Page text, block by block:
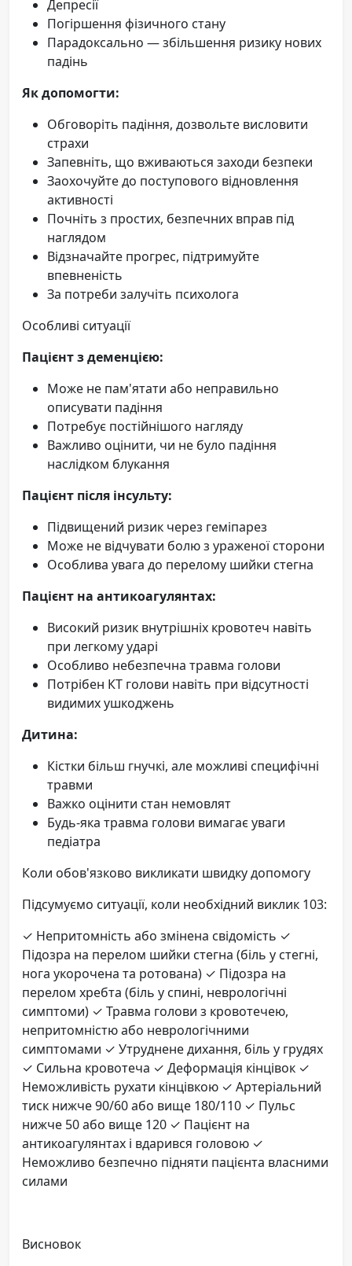
Депресії
Погіршення фізичного стану
Парадоксально — збільшення ризику нових
падінь
Як допомогти:
Обговоріть падіння, дозвольте висловити
страхи
Запевніть, що вживаються заходи безпеки
Заохочуйте до поступового відновлення
активності
Почніть з простих, безпечних вправ під
наглядом
Відзначайте прогрес, підтримуйте
впевненість
За потреби залучіть психолога
Особливі ситуації
Пацієнт з деменцією:
Може не пам'ятати або неправильно
описувати падіння
Потребує постійнішого нагляду
Важливо оцінити, чи не було падіння
наслідком блукання
Пацієнт після інсульту:
Підвищений ризик через геміпарез
Може не відчувати болю з ураженої сторони
Особлива увага до перелому шийки стегна
Пацієнт на антикоагулянтах:
Високий ризик внутрішніх кровотеч навіть
при легкому ударі
Особливо небезпечна травма голови
Потрібен КТ голови навіть при відсутності
видимих ушкоджень
Дитина:
Кістки більш гнучкі, але можливі специфічні
травми
Важко оцінити стан немовлят
Будь-яка травма голови вимагає уваги
педіатра
Коли обов'язково викликати швидку допомогу
Підсумуємо ситуації, коли необхідний виклик 103:
✓ Непритомність або змінена свідомість ✓
Підозра на перелом шийки стегна (біль у стегні,
нога укорочена та ротована) ✓ Підозра на
перелом хребта (біль у спині, неврологічні
симптоми) ✓ Травма голови з кровотечею,
непритомністю або неврологічними
симптомами ✓ Утруднене дихання, біль у грудях
✓ Сильна кровотеча ✓ Деформація кінцівок ✓
Неможливість рухати кінцівкою ✓ Артеріальний
тиск нижче 90/60 або вище 180/110 ✓ Пульс
нижче 50 або вище 120 ✓ Пацієнт на
антикоагулянтах і вдарився головою ✓
Неможливо безпечно підняти пацієнта власними
силами
Висновок